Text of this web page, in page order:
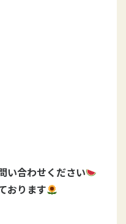
い合わせください
おります